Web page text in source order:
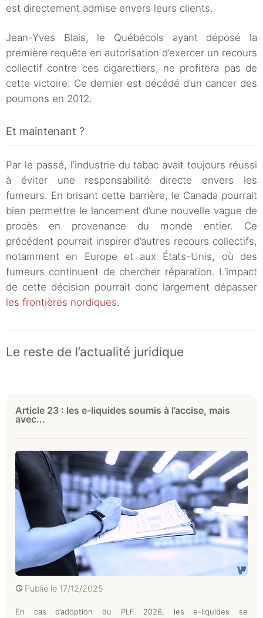
est directement admise envers leurs clients.
Jean-Yves Blais, le Québécois ayant déposé la
première requête en autorisation d’exercer un recours
collectif contre ces cigarettiers, ne profitera pas de
cette victoire. Ce dernier est décédé d’un cancer des
poumons en 2012.
Et maintenant ?
Par le passé, l’industrie du tabac avait toujours réussi
à éviter une responsabilité directe envers les
fumeurs. En brisant cette barrière, le Canada pourrait
bien permettre le lancement d’une nouvelle vague de
procès en provenance du monde entier. Ce
précédent pourrait inspirer d’autres recours collectifs,
notamment en Europe et aux États-Unis, où des
fumeurs continuent de chercher réparation. L’impact
de cette décision pourrait donc largement dépasser
les frontières nordiques.
Le reste de l’actualité juridique
Article 23 : les e-liquides soumis à l’accise, mais
avec...
Publié le 17/12/2025
En cas d’adoption du PLF 2026, les e-liquides se